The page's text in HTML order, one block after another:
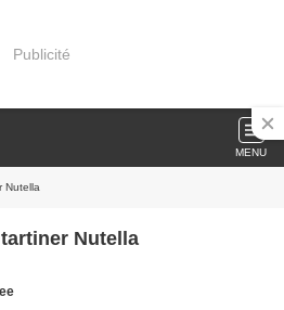
Publicité
MENU
Nutella
Nutella